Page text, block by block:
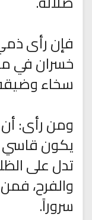
فإن رأى
خسران في
سخاء
ومن رأى:
يكون قاسي
تدل على
والفرح،
سروراً.